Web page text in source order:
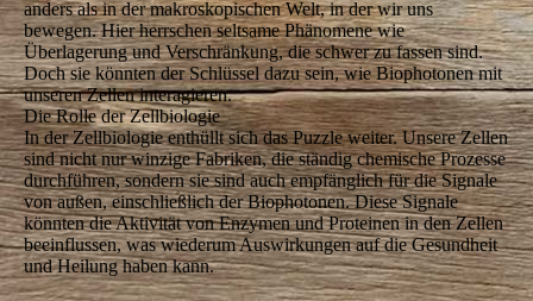
anders als in der makroskopischen Welt, in der wir uns
bewegen. Hier herrschen seltsame Phänomene wie
Überlagerung und Verschränkung, die schwer zu fassen sind.
Doch sie könnten der Schlüssel dazu sein, wie Biophotonen mit
unseren Zellen interagieren.
Die Rolle der Zellbiologie
In der Zellbiologie enthüllt sich das Puzzle weiter. Unsere Zellen
sind nicht nur winzige Fabriken, die ständig chemische Prozesse
durchführen, sondern sie sind auch empfänglich für die Signale
von außen, einschließlich der Biophotonen. Diese Signale
könnten die Aktivität von Enzymen und Proteinen in den Zellen
beeinflussen, was wiederum Auswirkungen auf die Gesundheit
und Heilung haben kann.